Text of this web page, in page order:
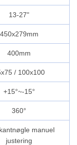
13-27"
450x279mm
400mm
/ 100x100
+15°~-15°
360°
manuel
justering